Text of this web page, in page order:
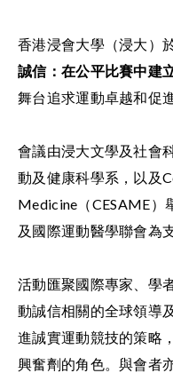
香港浸會大學（浸大）
誠信：在公平比賽中建
舞台追求運動卓越和促
會議由浸大文學及社會
動及健康科學系，以及
Medicine（CESAME）
及國際運動醫學聯會為
活動匯聚國際專家、學
動誠信相關的全球領導
進誠實運動競技的策略
興奮劑的角色。與會者